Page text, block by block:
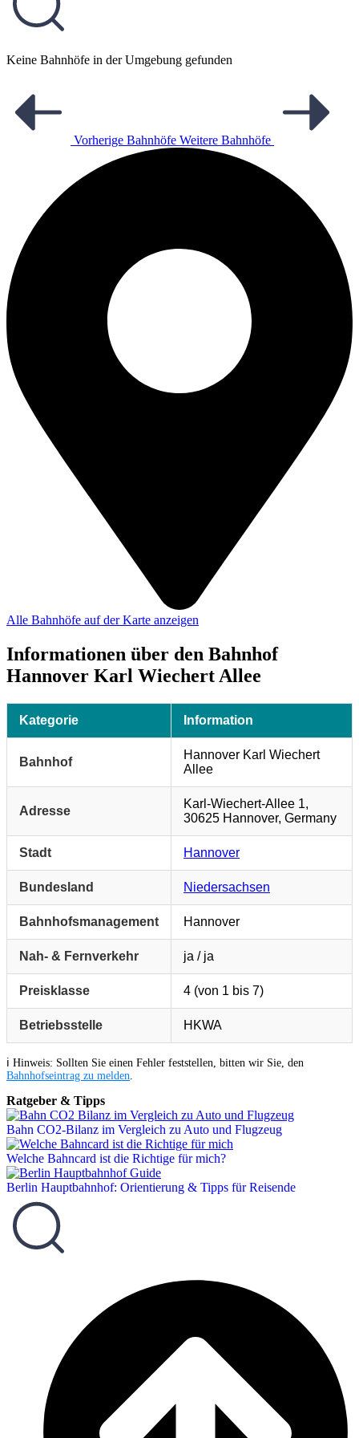
Keine Bahnhöfe in der Umgebung gefunden
Vorherige Bahnhöfe Weitere Bahnhöfe
Alle Bahnhöfe auf der Karte anzeigen
Informationen über den Bahnhof
Hannover Karl Wiechert Allee
Kategorie Information
Bahnhof
Hannover Karl Wiechert
Allee
Adresse
Karl-Wiechert-Allee 1,
30625 Hannover, Germany
Stadt Hannover
Bundesland Niedersachsen
Bahnhofsmanagement Hannover
Nah- & Fernverkehr ja / ja
Preisklasse 4 (von 1 bis 7)
Betriebsstelle HKWA
ℹ️ Hinweis: Sollten Sie einen Fehler feststellen, bitten wir Sie, den
Bahnhofseintrag zu melden
Ratgeber & Tipps
Bahn CO2-Bilanz im Vergleich zu Auto und Flugzeug
Welche Bahncard ist die Richtige für mich?
Berlin Hauptbahnhof: Orientierung & Tipps für Reisende